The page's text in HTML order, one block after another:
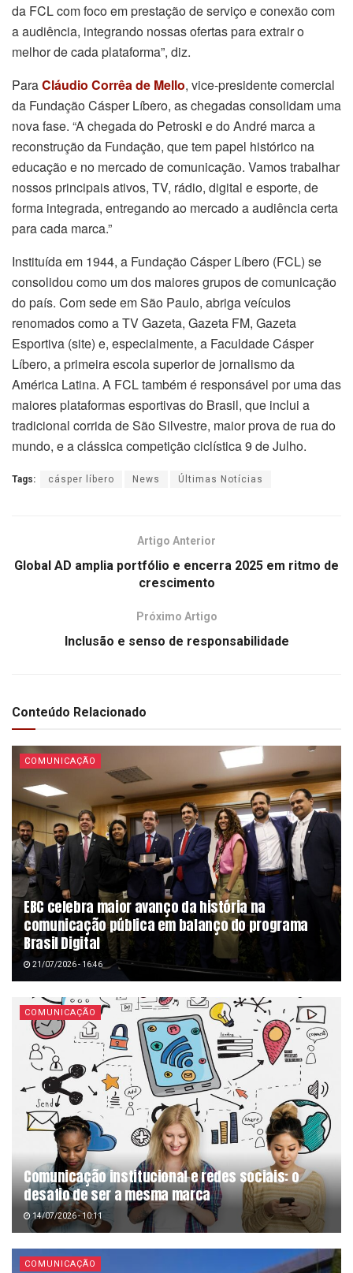
da FCL com foco em prestação de serviço e conexão com
a audiência, integrando nossas ofertas para extrair o
melhor de cada plataforma”, diz.
ParaCláudio Corrêa de Mello, vice-presidente comercial
da Fundação Cásper Líbero, as chegadas consolidam uma
nova fase. “A chegada do Petroski e do André marca a
reconstrução da Fundação, que tem papel histórico na
educação e no mercado de comunicação. Vamos trabalhar
nossos principais ativos, TV, rádio, digital e esporte, de
forma integrada, entregando ao mercado a audiência certa
para cada marca.”
Instituída em 1944, a Fundação Cásper Líbero (FCL) se
consolidou como um dos maiores grupos de comunicação
do país. Com sede em São Paulo, abriga veículos
renomados como a TV Gazeta, Gazeta FM, Gazeta
Esportiva (site) e, especialmente, a Faculdade Cásper
Líbero, a primeira escola superior de jornalismo da
América Latina. A FCL também é responsável por uma das
maiores plataformas esportivas do Brasil, que inclui a
tradicional corrida de São Silvestre, maior prova de rua do
mundo, e a clássica competição ciclística 9 de Julho.
Tags: cásper líbero News Últimas Notícias
Artigo Anterior
Global AD amplia portfólio e encerra 2025 em ritmo de
crescimento
Próximo Artigo
Inclusão e senso de responsabilidade
Conteúdo Relacionado
COMUNICAÇÃO
EBC celebra maior avanço da história na
comunicação pública em balanço do programa
Brasil Digital
21/07/2026 - 16:46
COMUNICAÇÃO
Comunicação institucional e redes sociais: o
desafio de ser a mesma marca
14/07/2026 - 10:11
COMUNICAÇÃO